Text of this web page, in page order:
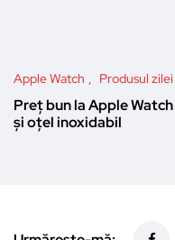
Apple Watch Produsul zilei
Preț bun la Apple
și oțel inoxidabil